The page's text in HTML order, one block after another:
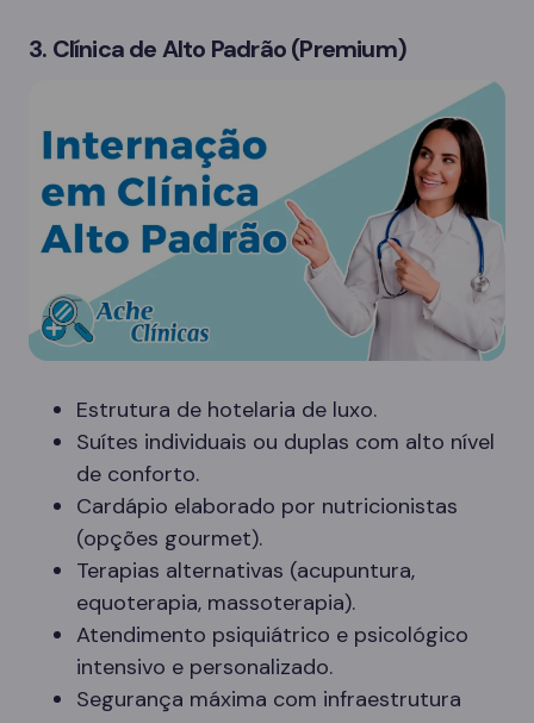
3. Clínica de Alto Padrão (Premium)
Estrutura de hotelaria de luxo.
Suítes individuais ou duplas com alto nível
de conforto.
Cardápio elaborado por nutricionistas
(opções gourmet).
Terapias alternativas (acupuntura,
equoterapia, massoterapia).
Atendimento psiquiátrico e psicológico
intensivo e personalizado.
Segurança máxima com infraestrutura